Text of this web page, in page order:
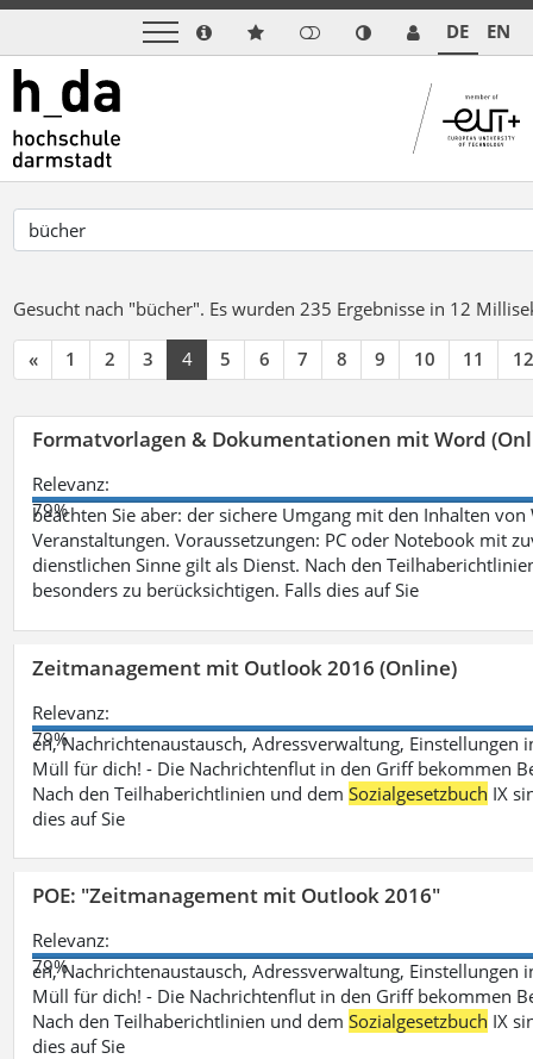
DE EN
Gesucht nach "bücher". Es wurden 235 Ergebnisse in 12
« 1 2 3 4 5 6 7 8 9 10 11 12
Formatvorlagen & Dokumentationen mit Word
Relevanz:
79%
beachten Sie aber: der sichere Umgang mit den Inhalten
Veranstaltungen. Voraussetzungen: PC oder Notebook mit
dienstlichen Sinne gilt als Dienst. Nach den
besonders zu berücksichtigen. Falls dies auf Sie
Zeitmanagement mit Outlook 2016 (Online)
Relevanz:
79%
en, Nachrichtenaustausch, Adressverwaltung,
Müll für dich! - Die Nachrichtenflut in den Griff bekommen
Nach den Teilhaberichtlinien und demSozialgesetzbuch IX
dies auf Sie
POE: "Zeitmanagement mit Outlook 2016"
Relevanz:
79%
en, Nachrichtenaustausch, Adressverwaltung,
Müll für dich! - Die Nachrichtenflut in den Griff bekommen
Nach den Teilhaberichtlinien und demSozialgesetzbuch IX
dies auf Sie